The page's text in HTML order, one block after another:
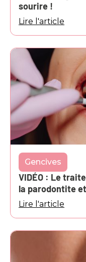
sourire !
Lire l'article
Gencives
VIDÉO : Le
la parodontite
Lire l'article